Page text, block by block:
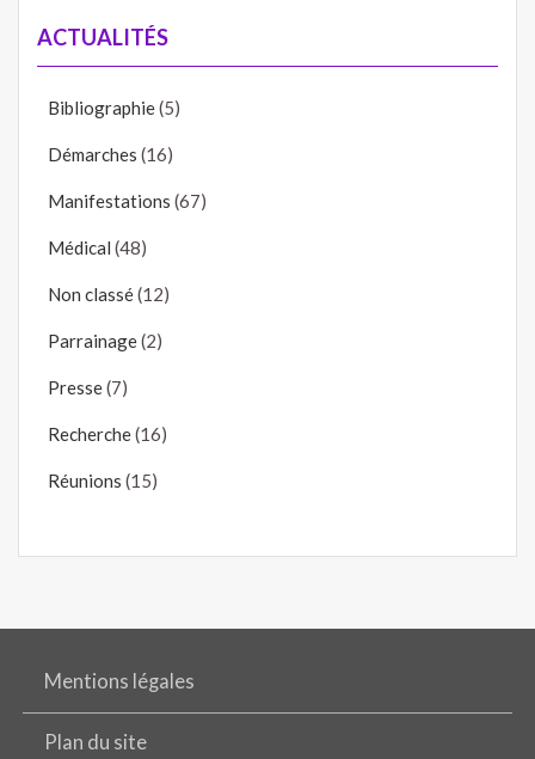
ACTUALITÉS
Bibliographie(5)
Démarches (16)
Manifestations (67)
Médical (48)
Non classé(12)
Parrainage(2)
Presse(7)
Recherche(16)
Réunions (15)
Mentions légales
Plan du site